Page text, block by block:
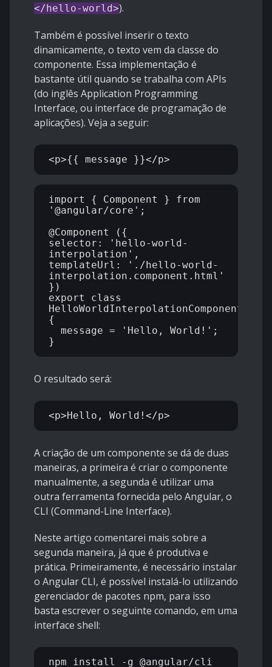
</hello-world>).
Também é possível inserir o texto
dinamicamente, o texto vem da classe do
componente. Essa implementação é
bastante útil quando se trabalha com APIs
(do inglês Application Programming
Interface, ou interface de programação de
aplicações). Veja a seguir:
import { Component } from
'@angular/core';
@Component ({
selector: 'hello-world-
interpolation',
templateUrl: './hello-world-
interpolation.component.html'
})
export class
HelloWorldInterpolationComponent
{
O resultado será:
A criação de um componente se dá de duas
maneiras, a primeira é criar o componente
manualmente, a segunda é utilizar uma
outra ferramenta fornecida pelo Angular, o
CLI (Command-Line Interface).
Neste artigo comentarei mais sobre a
segunda maneira, já que é produtiva e
prática. Primeiramente, é necessário instalar
o Angular CLI, é possível instalá-lo utilizando
gerenciador de pacotes npm, para isso
basta escrever o seguinte comando, em uma
interface shell: